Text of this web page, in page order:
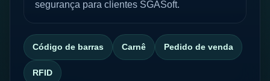
segurança para clientes SGASoft.
Código de barras Carnê Pedido de venda
RFID